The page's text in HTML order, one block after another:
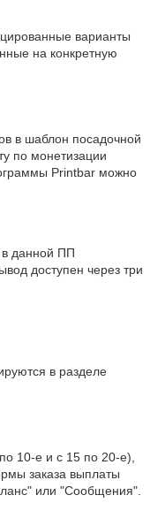
варианты
на конкретную
в шаблон посадочной
по монетизации
Printbar можно
в данной ПП
доступен через три
в разделе
10-е и с 15 по 20-е),
заказа выплаты
или "Сообщения".